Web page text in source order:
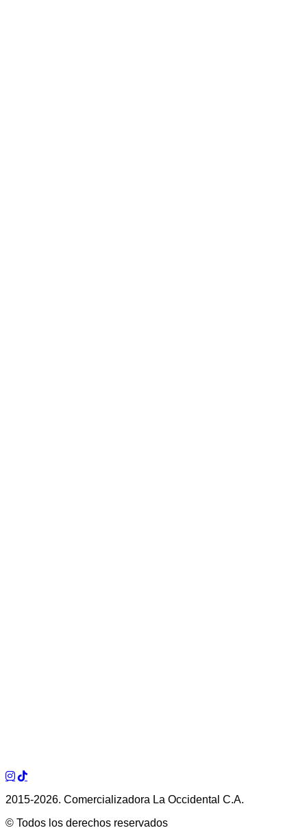
2015-2026. Comercializadora La Occidental C.A.
© Todos los derechos reservados